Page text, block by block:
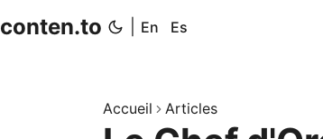
conten.to En Es
Accueil Articles